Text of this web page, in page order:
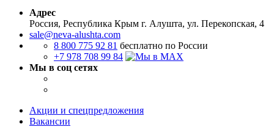
Адрес
Россия, Республика Крым г. Алушта, ул. Перекопская, 4
sale@neva-alushta.com
8 800 775 92 81 бесплатно по России
+7 978 708 99 84
Мы в соц сетях
Акции и спецпредложения
Вакансии